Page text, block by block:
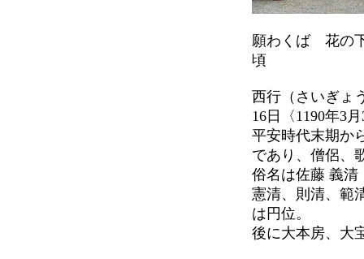
願わくば 花の
頃
西行（さいぎょ
16日〈1190年3
平安時代末期か
であり、僧侶、
俗名は佐藤 義清
憲清、則清、範
は円位。
後に大本房、大